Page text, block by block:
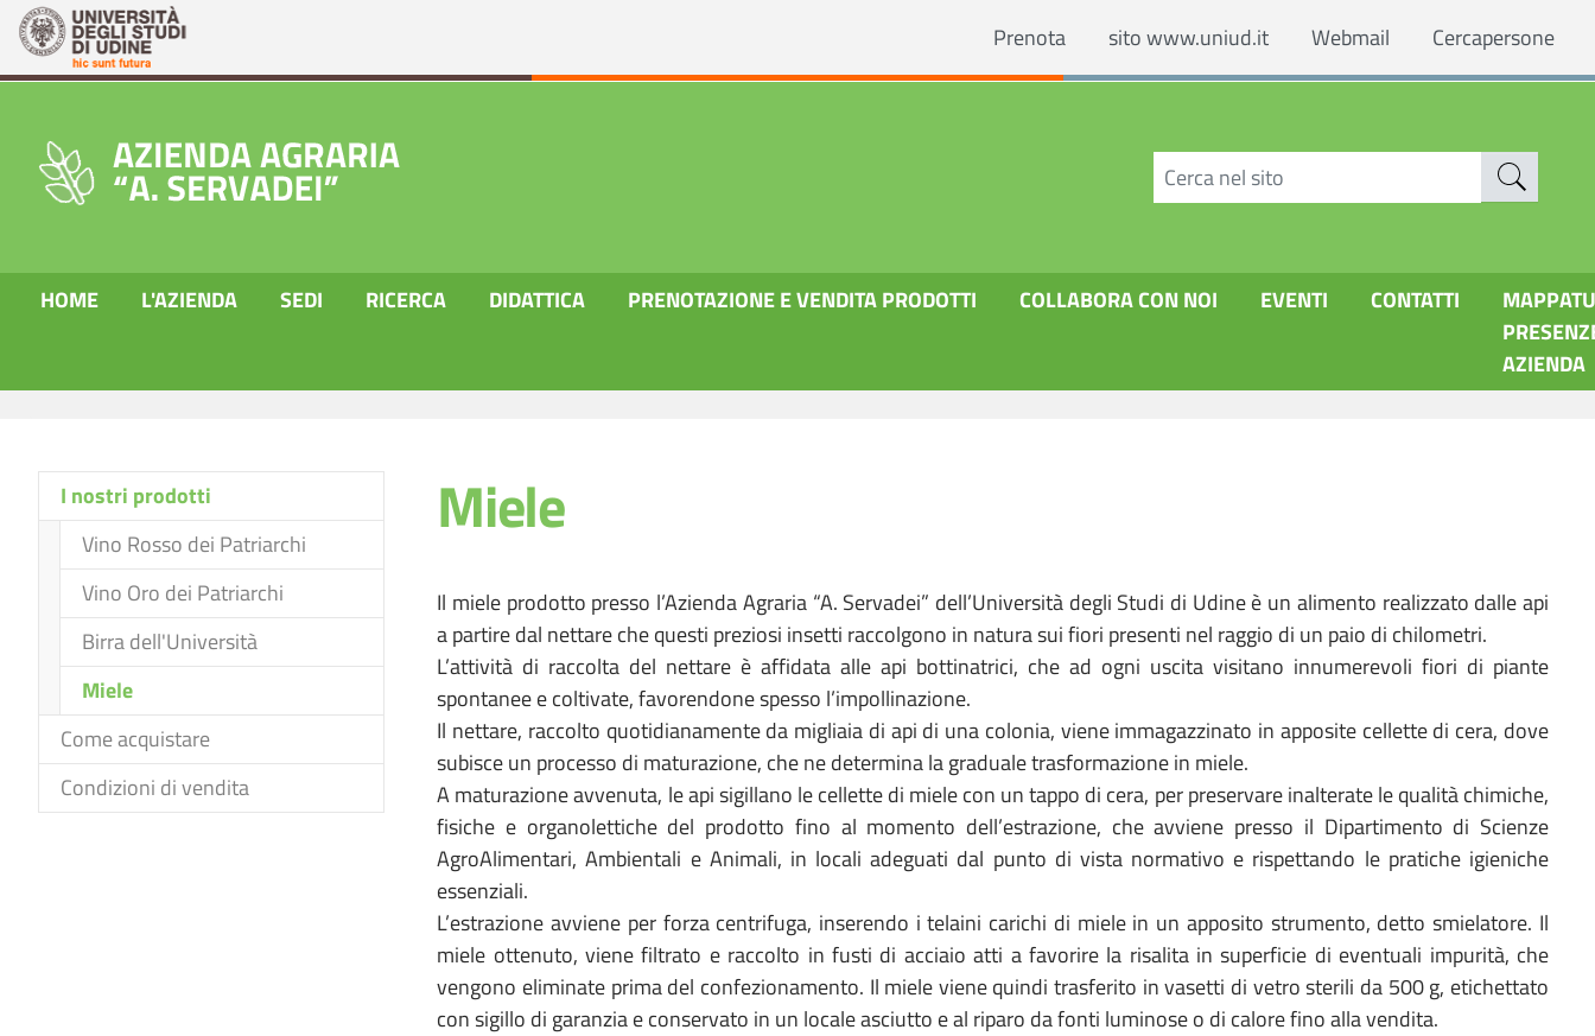
Skip to main content
Prenota sito www.uniud.it Webmail Cercapersone
HOME L'AZIENDA SEDI RICERCA DIDATTICA PRENOTAZIONE E VENDITA PRODOTTI COLLABORA CON NOI EVENTI CONTATTI
AZIENDA
I nostri prodotti
Vino Rosso dei Patriarchi
Vino Oro dei Patriarchi
Birra dell'Università
Miele(current)
Come acquistare
Condizioni di vendita
Miele
Il miele prodotto presso l’Azienda Agraria “A. Servadei” dell’Università degli Studi di Udine è un alimento realizzato dalle api
a partire dal nettare che questi preziosi insetti raccolgono in natura sui fiori presenti nel raggio di un paio di chilometri.
L’attività di raccolta del nettare è affidata alle api bottinatrici, che ad ogni uscita visitano innumerevoli fiori di piante
spontanee e coltivate, favorendone spesso l’impollinazione.
Il nettare, raccolto quotidianamente da migliaia di api di una colonia, viene immagazzinato in apposite cellette di cera, dove
subisce un processo di maturazione, che ne determina la graduale trasformazione in miele.
A maturazione avvenuta, le api sigillano le cellette di miele con un tappo di cera, per preservare inalterate le qualità chimiche,
fisiche e organolettiche del prodotto fino al momento dell’estrazione, che avviene presso il Dipartimento di Scienze
AgroAlimentari, Ambientali e Animali, in locali adeguati dal punto di vista normativo e rispettando le pratiche igieniche
essenziali.
L’estrazione avviene per forza centrifuga, inserendo i telaini carichi di miele in un apposito strumento, detto smielatore. Il
miele ottenuto, viene filtrato e raccolto in fusti di acciaio atti a favorire la risalita in superficie di eventuali impurità, che
vengono eliminate prima del confezionamento. Il miele viene quindi trasferito in vasetti di vetro sterili da 500 g, etichettato
con sigillo di garanzia e conservato in un locale asciutto e al riparo da fonti luminose o di calore fino alla vendita.